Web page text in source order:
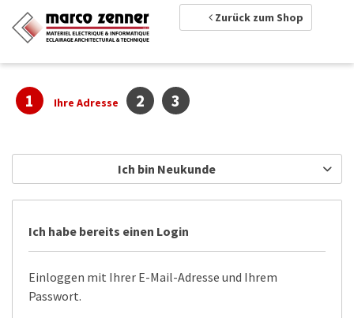
Zurück zum Shop
1 Ihre Adresse 2 3
Ich bin Neukunde
Ich habe bereits einen Login
Einloggen mit Ihrer E-Mail-Adresse und Ihrem
Passwort.